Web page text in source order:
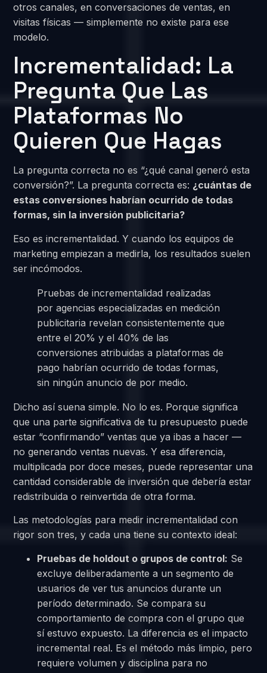
otros canales, en conversaciones de ventas, en
visitas físicas — simplemente no existe para ese
modelo.
Incrementalidad: La
Pregunta Que Las
Plataformas No
Quieren Que Hagas
La pregunta correcta no es “¿qué canal generó esta
conversión?”. La pregunta correcta es: ¿cuántas de
estas conversiones habrían ocurrido de todas
formas, sin la inversión publicitaria?
Eso es incrementalidad. Y cuando los equipos de
marketing empiezan a medirla, los resultados suelen
ser incómodos.
Pruebas de incrementalidad realizadas
por agencias especializadas en medición
publicitaria revelan consistentemente que
entre el 20% y el 40% de las
conversiones atribuidas a plataformas de
pago habrían ocurrido de todas formas,
sin ningún anuncio de por medio.
Dicho así suena simple. No lo es. Porque significa
que una parte significativa de tu presupuesto puede
estar “confirmando” ventas que ya ibas a hacer —
no generando ventas nuevas. Y esa diferencia,
multiplicada por doce meses, puede representar una
cantidad considerable de inversión que debería estar
redistribuida o reinvertida de otra forma.
Las metodologías para medir incrementalidad con
rigor son tres, y cada una tiene su contexto ideal:
Pruebas de holdout o grupos de control: Se
excluye deliberadamente a un segmento de
usuarios de ver tus anuncios durante un
período determinado. Se compara su
comportamiento de compra con el grupo que
sí estuvo expuesto. La diferencia es el impacto
incremental real. Es el método más limpio, pero
requiere volumen y disciplina para no